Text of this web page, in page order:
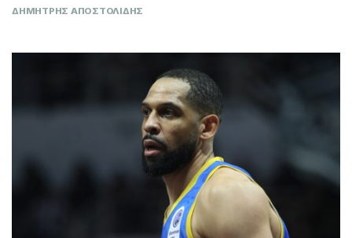
ΔΗΜΗΤΡΗΣ ΑΠΟΣΤΟΛΙΔΗΣ